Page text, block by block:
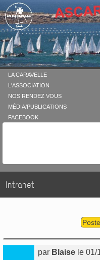
LA CARAVELLE
L'ASSOCIATION
NOS RENDEZ VOUS
MÉDIA/PUBLICATIONS
FACEBOOK
Intranet
par Blaise le 01/